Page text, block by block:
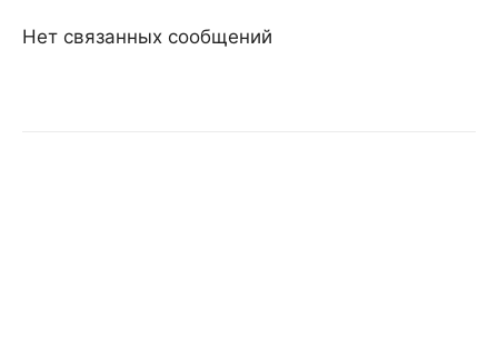
Нет связанных сообщений